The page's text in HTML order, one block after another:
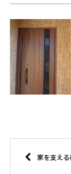
家を支える